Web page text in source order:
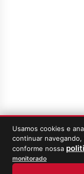
Usamos cookies e
continuar
conforme nossa
monitorado